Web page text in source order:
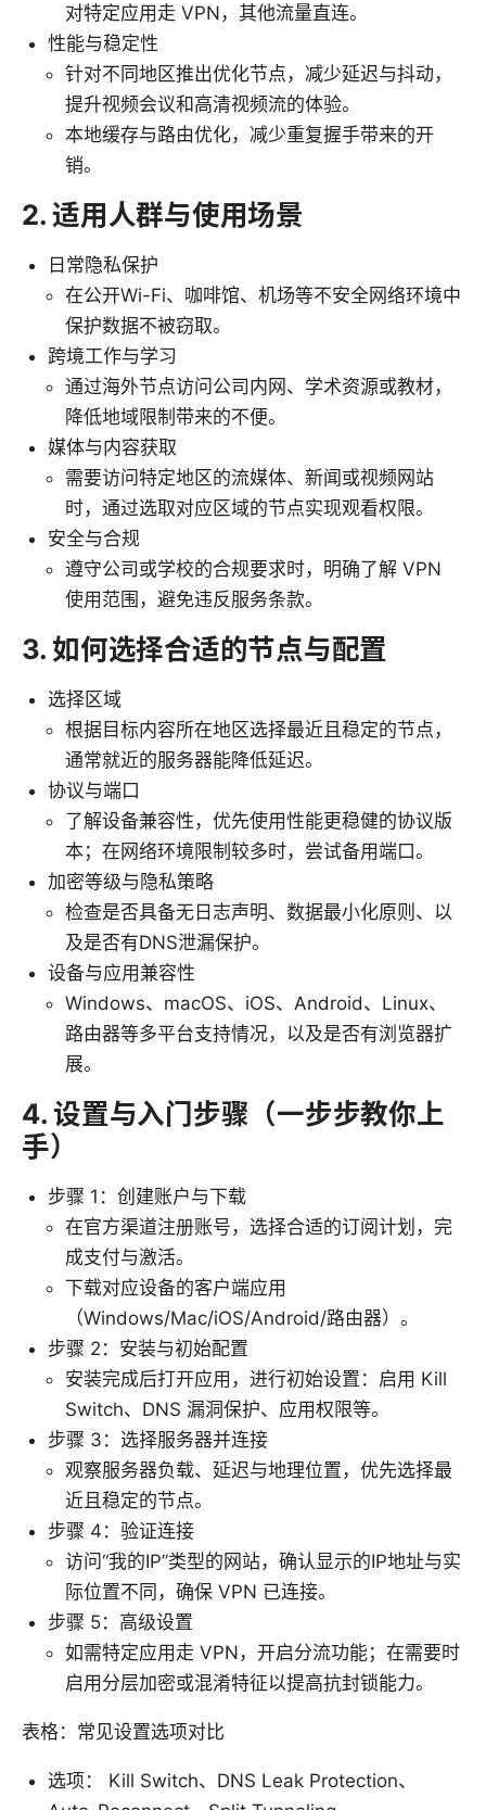
对特定应用走 VPN，其他流量直连。
性能与稳定性
针对不同地区推出优化节点，减少延迟与抖动，
提升视频会议和高清视频流的体验。
本地缓存与路由优化，减少重复握手带来的开
销。
2. 适用人群与使用场景
日常隐私保护
在公开Wi-Fi、咖啡馆、机场等不安全网络环境中
保护数据不被窃取。
跨境工作与学习
通过海外节点访问公司内网、学术资源或教材，
降低地域限制带来的不便。
媒体与内容获取
需要访问特定地区的流媒体、新闻或视频网站
时，通过选取对应区域的节点实现观看权限。
安全与合规
遵守公司或学校的合规要求时，明确了解 VPN
使用范围，避免违反服务条款。
3. 如何选择合适的节点与配置
选择区域
根据目标内容所在地区选择最近且稳定的节点，
通常就近的服务器能降低延迟。
协议与端口
了解设备兼容性，优先使用性能更稳健的协议版
本；在网络环境限制较多时，尝试备用端口。
加密等级与隐私策略
检查是否具备无日志声明、数据最小化原则、以
及是否有DNS泄漏保护。
设备与应用兼容性
Windows、macOS、iOS、Android、Linux、
路由器等多平台支持情况，以及是否有浏览器扩
展。
4. 设置与入门步骤（一步步教你上
手）
步骤 1：创建账户与下载
在官方渠道注册账号，选择合适的订阅计划，完
成支付与激活。
下载对应设备的客户端应用
（Windows/Mac/iOS/Android/路由器）。
步骤 2：安装与初始配置
安装完成后打开应用，进行初始设置：启用 Kill
Switch、DNS 漏洞保护、应用权限等。
步骤 3：选择服务器并连接
观察服务器负载、延迟与地理位置，优先选择最
近且稳定的节点。
步骤 4：验证连接
访问“我的IP”类型的网站，确认显示的IP地址与实
际位置不同，确保 VPN 已连接。
步骤 5：高级设置
如需特定应用走 VPN，开启分流功能；在需要时
启用分层加密或混淆特征以提高抗封锁能力。
表格：常见设置选项对比
选项： Kill Switch、DNS Leak Protection、